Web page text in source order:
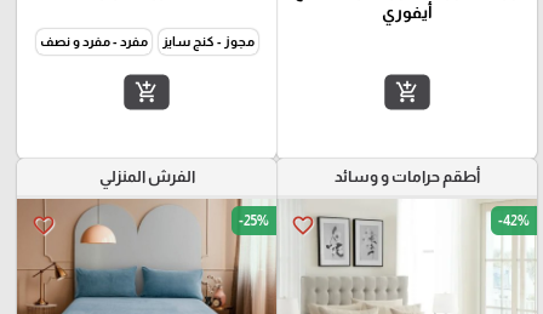
أيفوري
add_shopping_cart
مجوز - كنج سايز مفرد - مفرد و نصف
add_shopping_cart
أطقم حرامات و وسائد
favorite_border -42%
الفرش المنزلي
favorite_border -25%